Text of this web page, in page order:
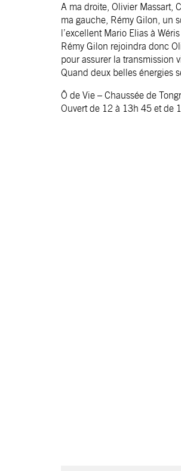
A ma droite, Olivier Massart,
ma gauche, Rémy Gilon, un
l’excellent Mario Elias à
Rémy Gilon rejoindra donc
pour assurer la transmission
Quand deux belles énergies
Ô de Vie – Chaussée de
Ouvert de 12 à 13h 45 et de